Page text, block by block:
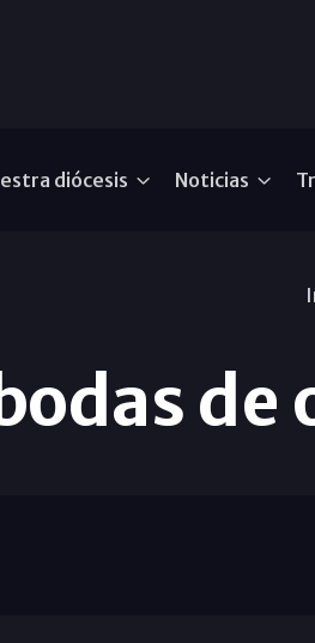
diócesis Noticias
de